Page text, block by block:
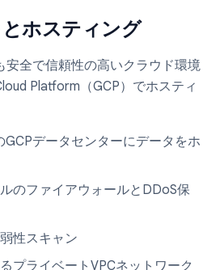
ホスティング
安全で信頼性の高いクラウド環境
Platform（GCP）でホスティ
GCPデータセンターにデータをホ
のファイアウォールとDDoS保
性スキャン
プライベートVPCネットワーク